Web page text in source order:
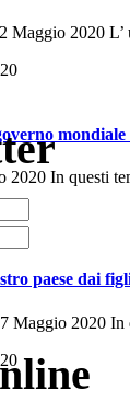
2020 L’
mondiale
2020 In questi
paese dai
Maggio 2020 In